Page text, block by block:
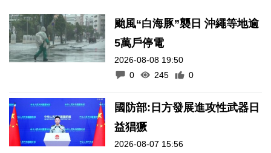
颱風“白海豚”襲日 沖繩等地逾
5萬戶停電
2026-08-08 19:50
0
245 0
國防部:日方發展進攻性武器日
益猖獗
2026-08-07 15:56